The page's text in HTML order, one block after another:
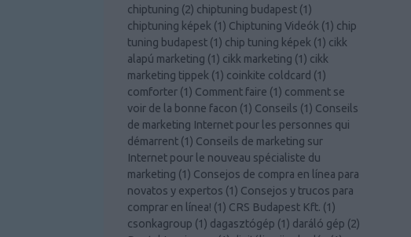
chiptuning (2) chiptuning budapest (1)
chiptuning képek (1) Chiptuning Videók (1) chip
tuning budapest (1) chip tuning képek (1) cikk
alapú marketing (1) cikk marketing (1) cikk
marketing tippek (1) coinkite coldcard (1)
comforter (1) Comment faire (1) comment se
voir de la bonne facon (1) Conseils (1) Conseils
de marketing Internet pour les personnes qui
démarrent (1) Conseils de marketing sur
Internet pour le nouveau spécialiste du
marketing (1) Consejos de compra en línea para
novatos y expertos (1) Consejos y trucos para
comprar en línea! (1) CRS Budapest Kft. (1)
csonkagroup (1) dagasztógép (1) daráló gép (2)